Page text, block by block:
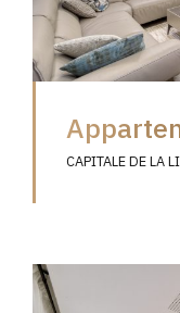
CAPITALE DE LA